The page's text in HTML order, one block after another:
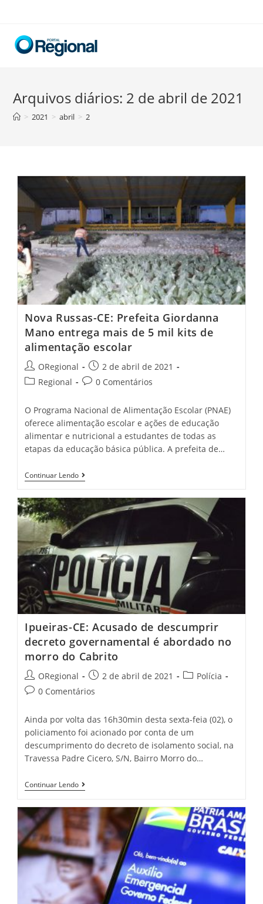
content
Arquivos diários: 2 de abril de 2021
> 2021 > abril > 2
Nova Russas-CE: Prefeita Giordanna
Mano entrega mais de 5 mil kits de
alimentação escolar
Post
author:
ORegional
Post
published:
2 de abril de 2021
PostRegional
Post0 Comentários
O Programa Nacional de Alimentação Escolar (PNAE)
oferece alimentação escolar e ações de educação
alimentar e nutricional a estudantes de todas as
etapas da educação básica pública. A prefeita de…
Continuar LendoNova
Russas-
Prefeita
Giordanna
Mano
Mais
De
5
Mil
Kits
De
Alimentação
Escolar
Ipueiras-CE: Acusado de descumprir
decreto governamental é abordado no
morro do Cabrito
Post
author:
ORegional
Post
published:
2 de abril de 2021
PostPolícia
Post0 Comentários
Ainda por volta das 16h30min desta sexta-feia (02), o
policiamento foi acionado por conta de um
descumprimento do decreto de isolamento social, na
Travessa Padre Cicero, S/N, Bairro Morro do…
Continuar LendoIpueiras-
CE:
De
Descumprir
Decreto
Governamental
É
Abordado
No
Morro
Do
Cabrito